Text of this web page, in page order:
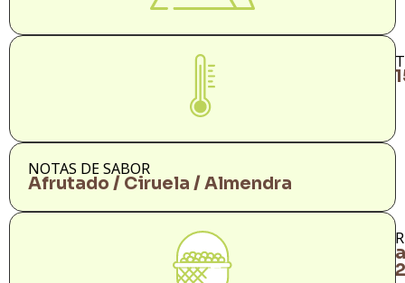
NOTAS DE SABOR
Afrutado / Ciruela / Almendra